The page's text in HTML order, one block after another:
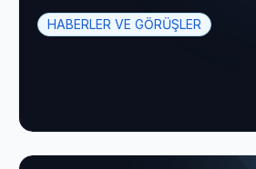
HABERLER VE GÖRÜŞLER